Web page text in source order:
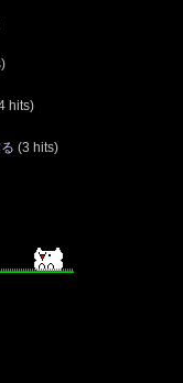
hits)
(3 hits)